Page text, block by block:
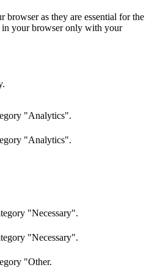
browser as they are essential for the
in your browser only with your
"Analytics".
"Analytics".
"Necessary".
"Necessary".
"Other.